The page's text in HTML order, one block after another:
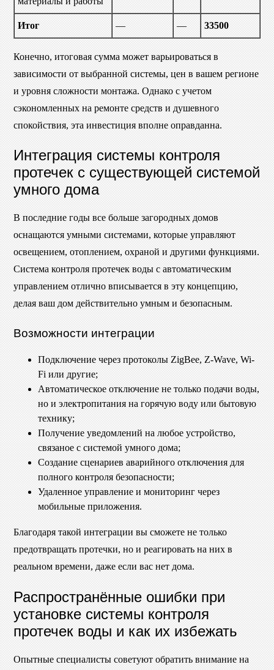
Итог — — 33500
Конечно, итоговая сумма может варьироваться в
зависимости от выбранной системы, цен в вашем регионе
и уровня сложности монтажа. Однако с учетом
сэкономленных на ремонте средств и душевного
спокойствия, эта инвестиция вполне оправданна.
Интеграция системы контроля
протечек с существующей системой
умного дома
В последние годы все больше загородных домов
оснащаются умными системами, которые управляют
освещением, отоплением, охраной и другими функциями.
Система контроля протечек воды с автоматическим
управлением отлично вписывается в эту концепцию,
делая ваш дом действительно умным и безопасным.
Возможности интеграции
Подключение через протоколы ZigBee, Z-Wave, Wi-
Fi или другие;
Автоматическое отключение не только подачи воды,
но и электропитания на горячую воду или бытовую
технику;
Получение уведомлений на любое устройство,
связаное с системой умного дома;
Создание сценариев аварийного отключения для
полного контроля безопасности;
Удаленное управление и мониторинг через
мобильные приложения.
Благодаря такой интеграции вы сможете не только
предотвращать протечки, но и реагировать на них в
реальном времени, даже если вас нет дома.
Распространённые ошибки при
установке системы контроля
протечек воды и как их избежать
Опытные специалисты советуют обратить внимание на